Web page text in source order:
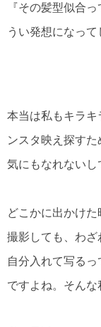
『その髪型似合
うい発想になっ
本当は私もキラキ
ンスタ映え探す
気にもなれないし
どこかに出かけ
撮影しても、わざ
自分入れて写る
ですよね。そんな